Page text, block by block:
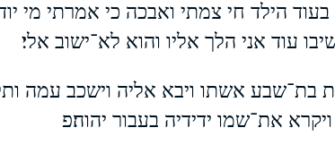
הילד חי צמתי ואבכה כי אמרתי מי
עוד אני הלך אליו והוא לא־ישוב אלי׃
בת־שבע אשתו ויבא אליה וישכב עמה
את־שמו ידידיה בעבור יהוה׃פ